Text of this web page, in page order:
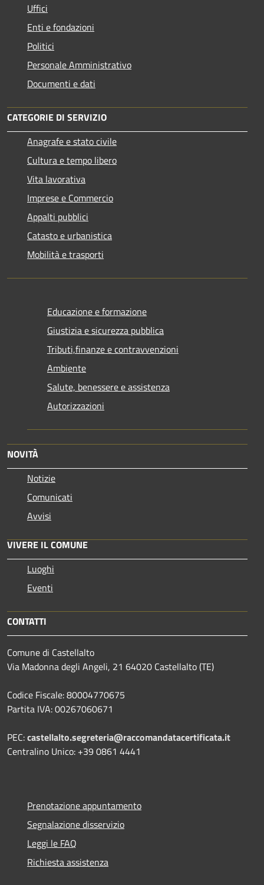
Uffici
Enti e fondazioni
Politici
Personale Amministrativo
Documenti e dati
CATEGORIE DI SERVIZIO
Anagrafe e stato civile
Cultura e tempo libero
Vita lavorativa
Imprese e Commercio
Appalti pubblici
Catasto e urbanistica
Mobilità e trasporti
Educazione e formazione
Giustizia e sicurezza pubblica
Tributi,finanze e contravvenzioni
Ambiente
Salute, benessere e assistenza
Autorizzazioni
NOVITÀ
Notizie
Comunicati
Avvisi
VIVERE IL COMUNE
Luoghi
Eventi
CONTATTI
Comune di Castellalto
Via Madonna degli Angeli, 21 64020 Castellalto (TE)
Codice Fiscale: 80004770675
Partita IVA: 00267060671
PEC:castellalto.segreteria@raccomandatacertificata.it
Centralino Unico: +39 0861 4441
Prenotazione appuntamento
Segnalazione disservizio
Leggi le FAQ
Richiesta assistenza